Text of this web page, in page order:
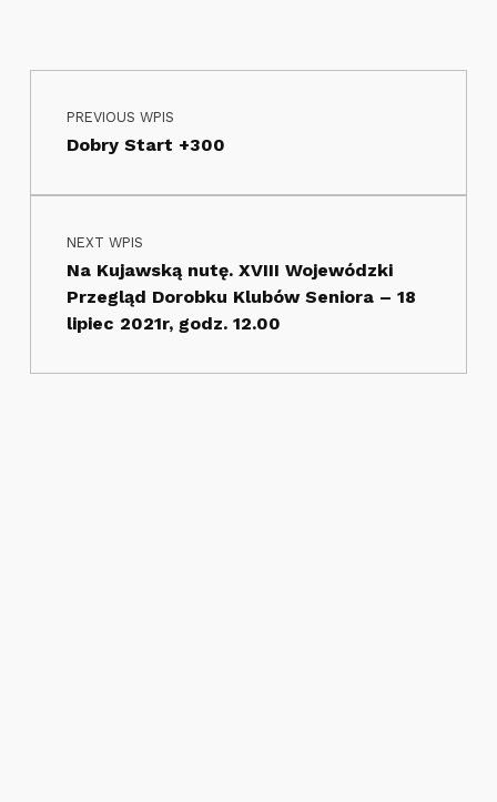
Skip back to main navigation
Nawigacja wpisu
PREVIOUS WPIS
Dobry Start +300
NEXT WPIS
Na Kujawską nutę. XVIII Wojewódzki
Przegląd Dorobku Klubów Seniora – 18
lipiec 2021r, godz. 12.00